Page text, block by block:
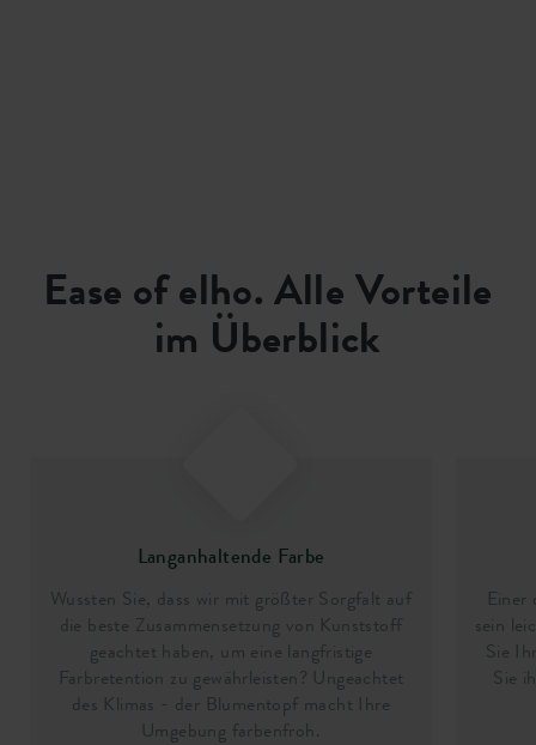
Ease of elho. Alle Vorteile
im Überblick
Langanhaltende Farbe
Wussten Sie, dass wir mit größter Sorgfalt auf
die beste Zusammensetzung von Kunststoff
geachtet haben, um eine langfristige
Farbretention zu gewährleisten? Ungeachtet
des Klimas - der Blumentopf macht Ihre
Umgebung farbenfroh.
sein
Sie
Sie